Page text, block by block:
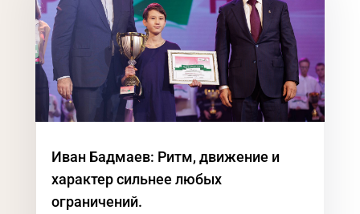
Иван Бадмаев: Ритм, движение и
характер сильнее любых
ограничений.